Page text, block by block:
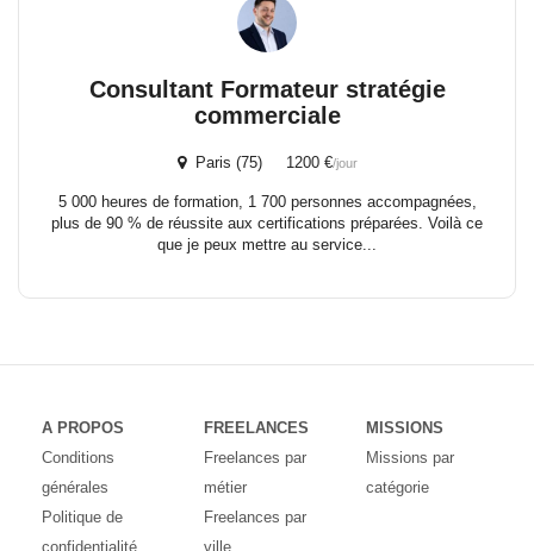
Consultant Formateur stratégie
commerciale
Paris (75) 1200 €/jour
5 000 heures de formation, 1 700 personnes accompagnées,
plus de 90 % de réussite aux certifications préparées. Voilà ce
que je peux mettre au service...
A PROPOS
Conditions
générales
Politique de
confidentialité
FREELANCES
Freelances par
métier
Freelances par
ville
MISSIONS
Missions par
catégorie